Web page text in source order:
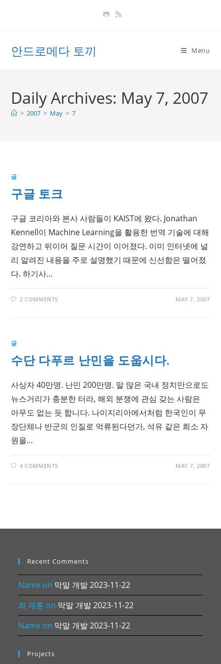
안드로메다 토끼 Menu
Daily Archives: May 7, 2007
> 2007 > May > 7
글
구글 토크
구글 코리아와 본사 사람들이 KAIST에 왔다. Jonathan
Kennell이 Machine Learning을 활용한 번역 기술에 대해
강연하고 뒤이어 질문 시간이 이어졌다. 이미 인터넷에 널
리 알려진 내용을 주로 설명했기 때문에 신선함은 떨어졌
다. 하기사…
2 COMMENTS MAY 7, 2007
글
수단 다푸르 난민을 도웁시다.
사상자 40만명. 난민 200만명. 말 많은 국내 정치만으로도
뉴스거리가 충분한 터라, 해외 분쟁에 관심 갖는 사람은
아무도 없는 듯 합니다. 나이지리아에서처럼 한국인이 무
장단체나 반군의 인질로 억류된다던가, 석유 같은 희소 자
원을…
4 COMMENTS MAY 7, 2007
Recent Comments
Name on 막말 개발 2023-11-22
최 재훈 on 막말 개발 2023-11-22
Name on 막말 개발 2023-11-22
Projects